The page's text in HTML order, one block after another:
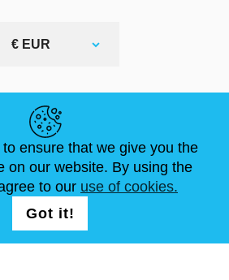
€ EUR
USSTANDARDGRÖSSEN
SCHREIB UNS
ensure that we give you the
on our website. By using the
to our use of cookies.
Got it!